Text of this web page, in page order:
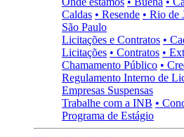
Caldas • Resende • Rio de
São Paulo
Licitações e Contratos •
Licitações • Contratos •
Chamamento Público •
Regulamento Interno de
Empresas Suspensas
Trabalhe com a INB •
Programa de Estágio